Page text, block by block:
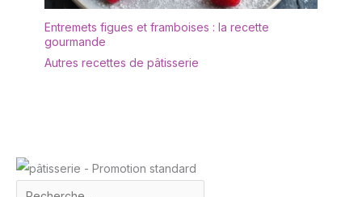
crémaillère et autres
occasions, mais aussi
Entremets figues et framboises : la recette
gourmande
Autres recettes de pâtisserie